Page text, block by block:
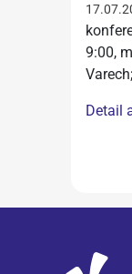
9:00,
Detail